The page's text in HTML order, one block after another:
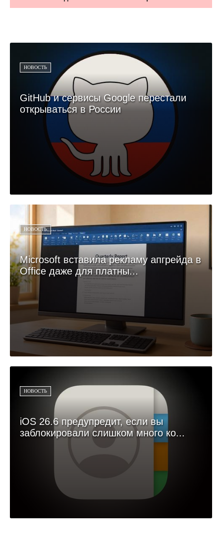
НОВОСТЬ
GitHub и сервисы Google перестали
открываться в России
НОВОСТЬ
Microsoft вставила рекламу апгрейда в
Office даже для платны...
НОВОСТЬ
iOS 26.6 предупредит, если вы
заблокировали слишком много ко...